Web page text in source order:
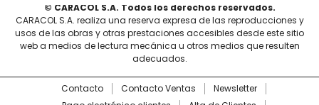
© CARACOL S.A. Todos los derechos reservados.
CARACOL S.A. realiza una reserva expresa de las reproducciones y
usos de las obras y otras prestaciones accesibles desde este sitio
web a medios de lectura mecánica u otros medios que resulten
adecuados.
Contacto Contacto Ventas
Newsletter